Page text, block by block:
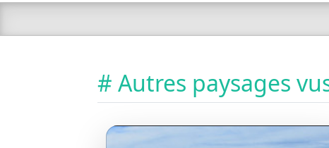
# Autres paysages